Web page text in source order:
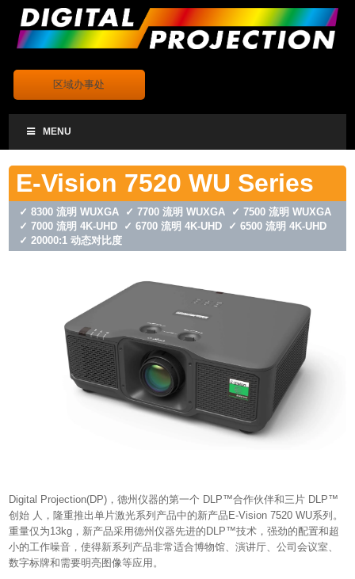
区域办事处
MENU
E-Vision 7520 WU Series
✓ 8300 流明 WUXGA ✓ 7700 流明 WUXGA ✓ 7500 流明 WUXGA
✓ 7000 流明 4K-UHD ✓ 6700 流明 4K-UHD ✓ 6500 流明 4K-UHD
✓ 20000:1 动态对比度
Digital Projection(DP)，德州仪器的第一个 DLP™合作伙伴和三片 DLP™
创始 人，隆重推出单片激光系列产品中的新产品E-Vision 7520 WU系列。
重量仅为13kg，新产品采用德州仪器先进的DLP™技术，强劲的配置和超
小的工作噪音，使得新系列产品非常适合博物馆、演讲厅、公司会议室、
数字标牌和需要明亮图像等应用。